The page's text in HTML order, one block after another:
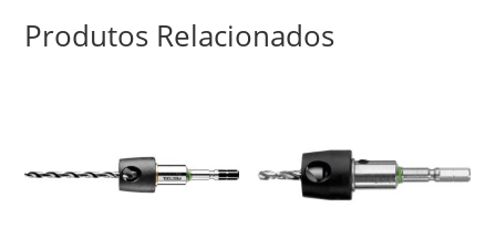
Produtos Relacionados